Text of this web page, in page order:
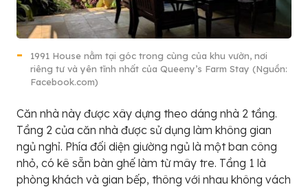
1991 House nằm tại góc trong cùng của khu vườn, nơi
riêng tư và yên tĩnh nhất của Queeny’s Farm Stay (Nguồn:
Facebook.com)
Căn nhà này được xây dựng theo dáng nhà 2 tầng.
Tầng 2 của căn nhà được sử dụng làm không gian
ngủ nghỉ. Phía đối diện giường ngủ là một ban công
nhỏ, có kê sẵn bàn ghế làm từ mây tre. Tầng 1 là
phòng khách và gian bếp, thông với nhau không vách